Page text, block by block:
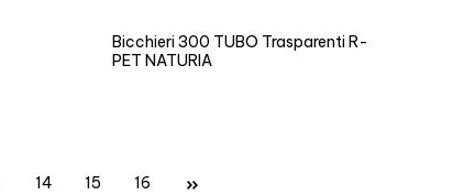
Bicchieri 300 TUBO Trasparenti R-
PET NATURIA
14 15 16